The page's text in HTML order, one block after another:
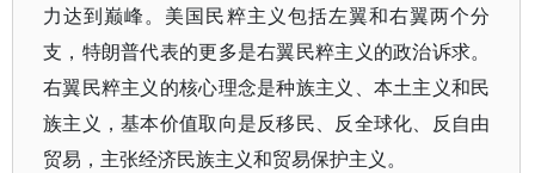
力达到巅峰。美国民粹主义包括左翼和右翼两个分
支，特朗普代表的更多是右翼民粹主义的政治诉求。
右翼民粹主义的核心理念是种族主义、本土主义和民
族主义，基本价值取向是反移民、反全球化、反自由
贸易，主张经济民族主义和贸易保护主义。